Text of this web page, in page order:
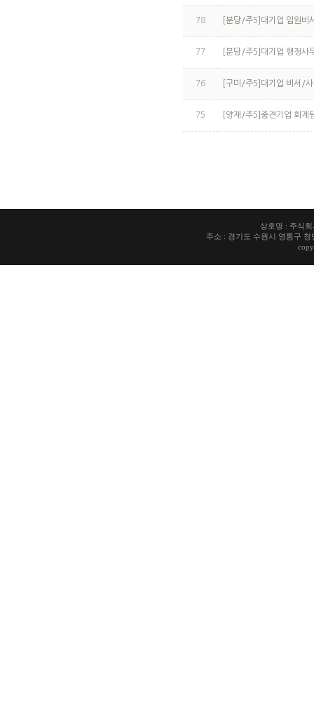
78 [분당/주5]대기업 임원비
77 [분당/주5]대기업 행정사
76 [구미/주5]대기업 비서/
75 [양재/주5]중견기업 회계
상호명 : 주식
주소 : 경기도 수원시 영통구